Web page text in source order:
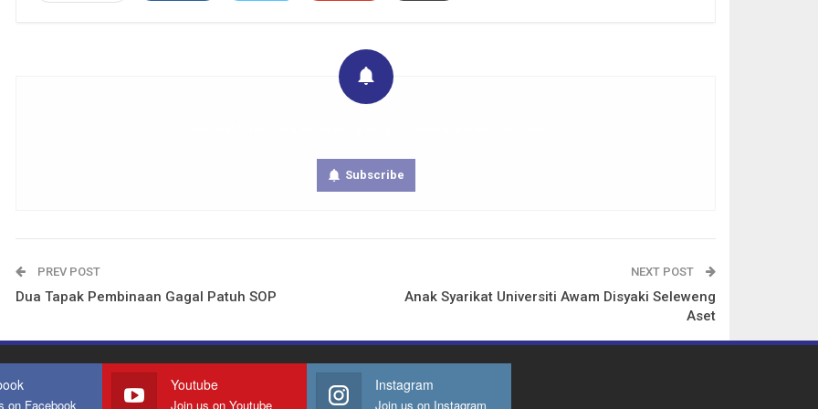
Subscribe
PREV POST
Dua Tapak Pembinaan Gagal Patuh SOP
NEXT POST
Anak Syarikat Universiti Awam Disyaki Seleweng
Aset
on Facebook
Youtube
Join us on Youtube
Instagram
Join us on Instagram